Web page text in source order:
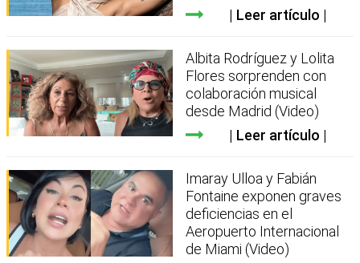
Leer artículo
Albita Rodríguez y Lolita
Flores sorprenden con
colaboración musical
desde Madrid (Video)
Leer artículo
Imaray Ulloa y Fabián
Fontaine exponen graves
deficiencias en el
Aeropuerto Internacional
de Miami (Video)